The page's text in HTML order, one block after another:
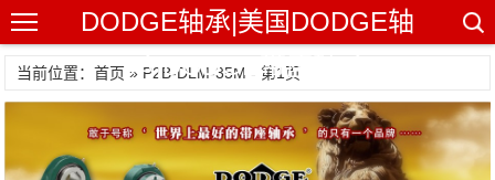
DODGE轴承|美国DODGE轴
承|DODGE带座轴承
当前位置：首页 » P2B-DLM-35M - 第1页